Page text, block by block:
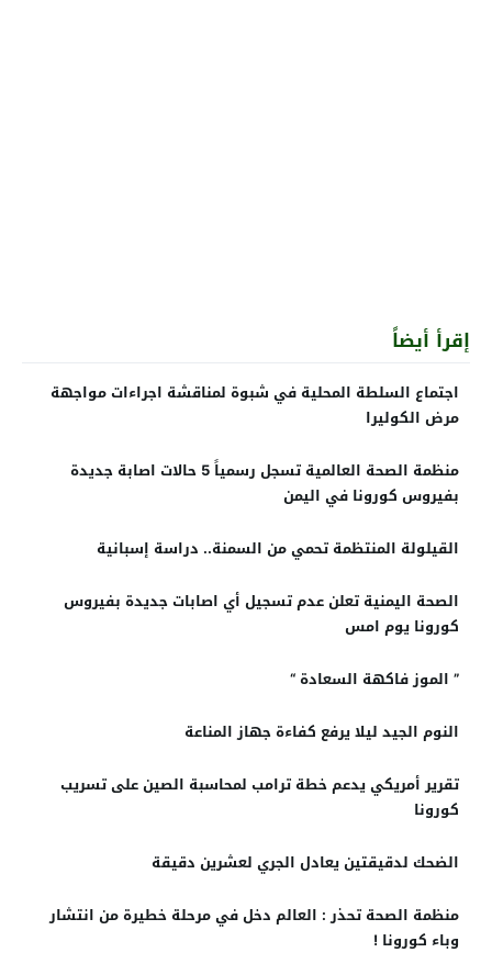
إقرأ أيضاً
اجتماع السلطة المحلية في شبوة لمناقشة اجراءات مواجهة
مرض الكوليرا
منظمة الصحة العالمية تسجل رسمياً 5 حالات اصابة جديدة
بفيروس كورونا في اليمن
القيلولة المنتظمة تحمي من السمنة.. دراسة إسبانية
الصحة اليمنية تعلن عدم تسجيل أي اصابات جديدة بفيروس
كورونا يوم امس
” الموز فاكهة السعادة‬ “
النوم الجيد ليلا يرفع كفاءة جهاز المناعة
تقرير أمريكي يدعم خطة ترامب لمحاسبة الصين على تسريب
كورونا
الضحك لدقيقتين يعادل الجري لعشرين دقيقة
منظمة الصحة تحذر : العالم دخل في مرحلة خطيرة من انتشار
وباء كورونا !